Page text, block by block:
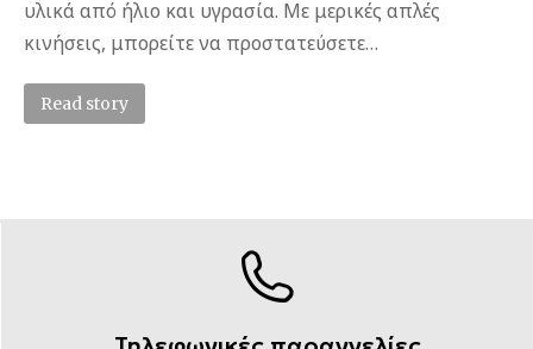
υλικά από ήλιο και υγρασία. Με μερικές απλές
κινήσεις, μπορείτε να προστατεύσετε…
Read story